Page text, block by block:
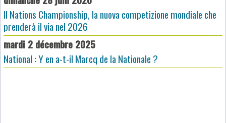
Il Nations Championship, la nuova competizione mondiale che
prenderà il via nel 2026
mardi 2 décembre 2025
National : Y en a-t-il Marcq de la Nationale ?